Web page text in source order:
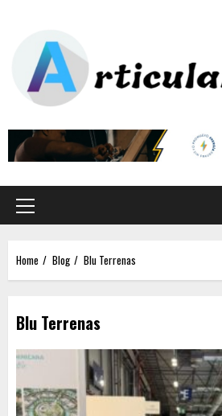
Home Blog Blu Terrenas
Blu Terrenas